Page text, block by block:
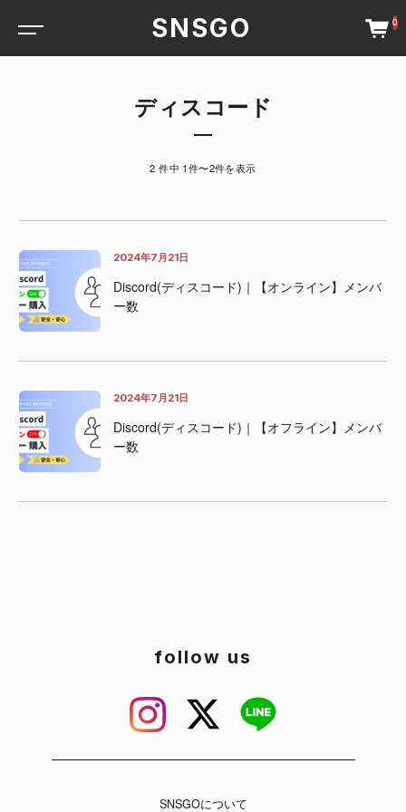
SNSGO 0
ディスコード
2 件中 1件〜2件を表示
2024年7月21日
Discord(ディスコード)｜【オンライン】メンバ
ー数
2024年7月21日
Discord(ディスコード)｜【オフライン】メンバ
ー数
follow us
SNSGOについて